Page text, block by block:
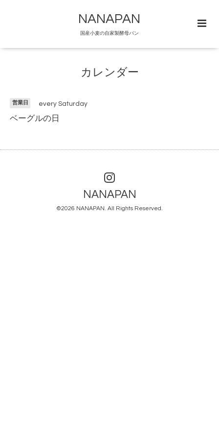
NANAPAN
国産小麦の自家製酵母パン
カレンダー
営業日 every Saturday
ベーグルの日
NANAPAN
©2026 NANAPAN. All Rights Reserved.